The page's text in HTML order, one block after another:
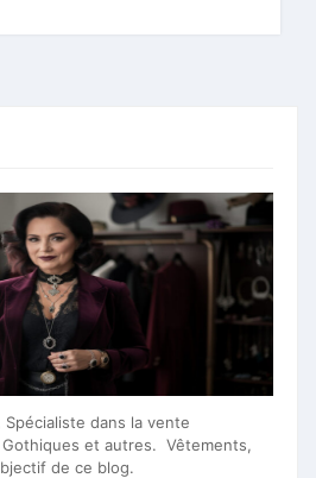
Spécialiste dans la vente
Gothiques et autres. Vêtements,
de ce blog.